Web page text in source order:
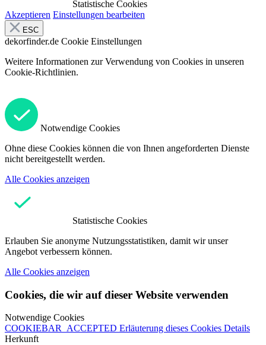
Statistische Cookies
Akzeptieren Einstellungen bearbeiten
ESC
dekorfinder.de Cookie Einstellungen
Weitere Informationen zur Verwendung von Cookies in unseren
Cookie-Richtlinien.
Notwendige Cookies
Ohne diese Cookies können die von Ihnen angeforderten Dienste
nicht bereitgestellt werden.
Alle Cookies anzeigen
Statistische Cookies
Erlauben Sie anonyme Nutzungsstatistiken, damit wir unser
Angebot verbessern können.
Alle Cookies anzeigen
Cookies, die wir auf dieser Website verwenden
Notwendige Cookies
COOKIEBAR_ACCEPTED Erläuterung dieses Cookies Details
Herkunft